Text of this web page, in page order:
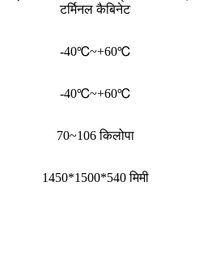
टर्मिनल कैबिनेट
-40℃~+60℃
-40℃~+60℃
70~106 किलोपा
1450*1500*540 मिमी